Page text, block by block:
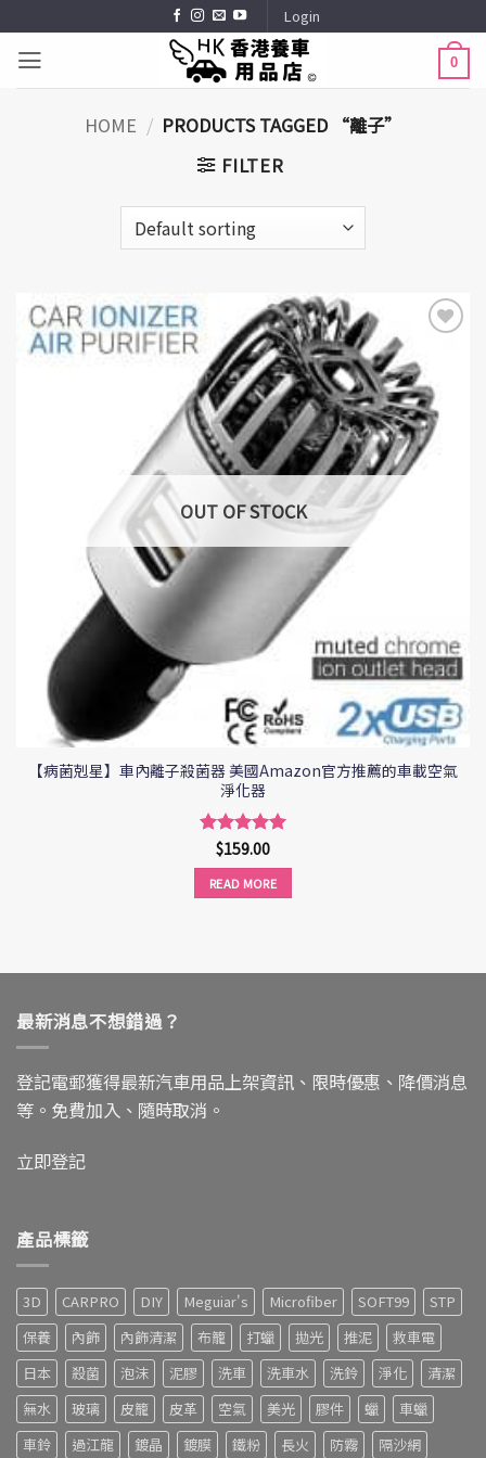
to
content
Login
0
HOME / PRODUCTS TAGGED “離子”
FILTER
Wishlist
OUT OF STOCK
【病菌剋星】車內離子殺菌器 美國Amazon官方推薦的車載空氣
淨化器
Rated5
out of 5
$159.00
READ MORE
最新消息不想錯過？
登記電郵獲得最新汽車用品上架資訊、限時優惠、降價消息
等。免費加入、隨時取消。
立即登記
產品標籤
3D CARPRO DIY Meguiar's Microfiber SOFT99
STP
保養
內飾 內飾清潔 布籠 打蠟 拋光 推泥
救車電
日本
殺菌 泡沫 泥膠 洗車 洗車水 洗鈴 淨化
清潔
無水
玻璃 皮籠 皮革 空氣 美光 膠件 蠟
車蠟
車鈴
過江龍 鍍晶 鍍膜 鐵粉 長火 防霧 隔沙網